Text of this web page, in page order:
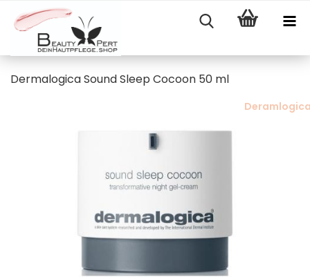
Dermalogica Sound Sleep Cocoon 50 ml